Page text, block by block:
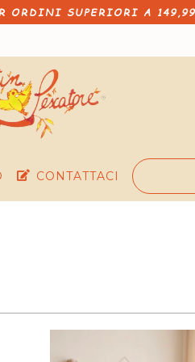
ORDINI SUPERIORI A
CONTATTACI